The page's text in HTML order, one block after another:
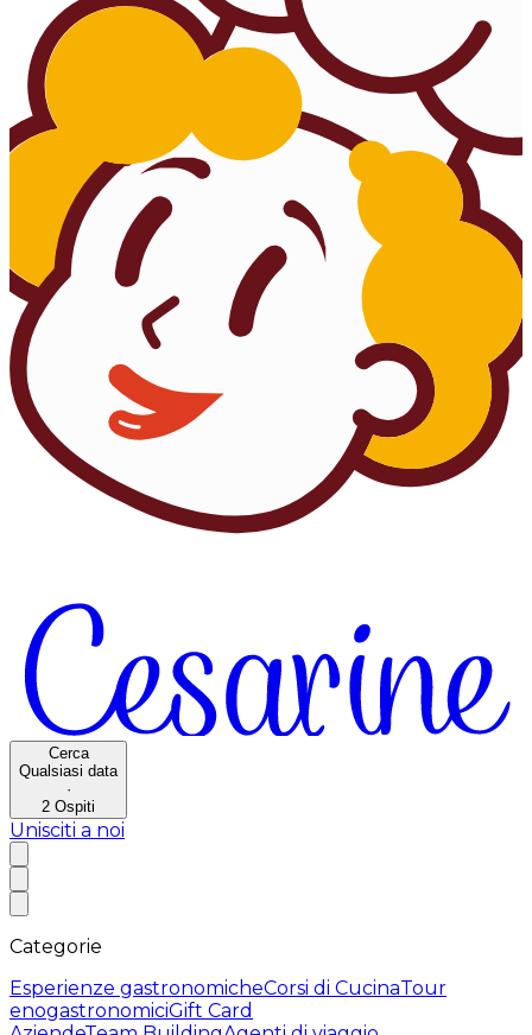
Cerca
Qualsiasi data
·
2 Ospiti
Unisciti a noi
Categorie
Esperienze gastronomicheCorsi di CucinaTour
enogastronomiciGift Card